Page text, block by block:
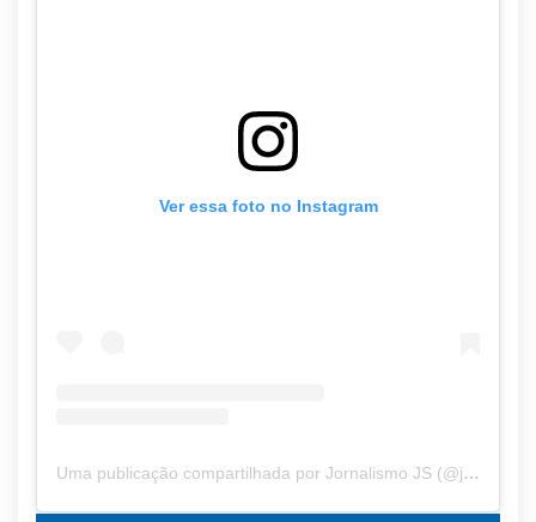
Ver essa foto no Instagram
Uma publicação compartilhada por Jornalismo JS (@jornalismo.js)